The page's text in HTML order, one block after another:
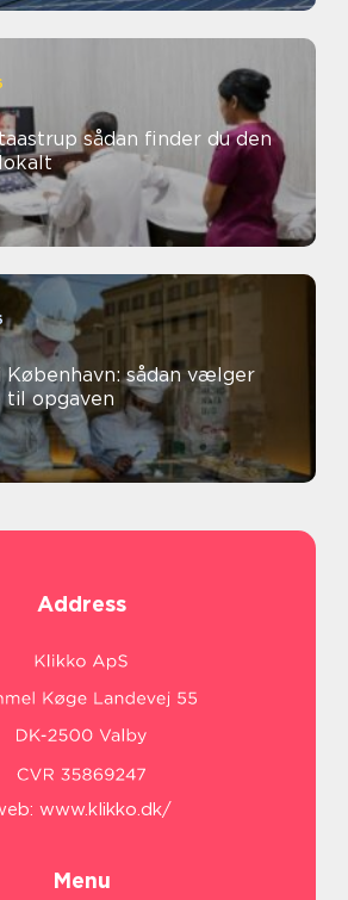
finder du den
København: sådan vælger
til opgaven
Address
www.klikko.dk/
Menu